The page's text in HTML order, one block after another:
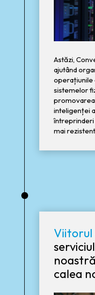
Astăzi,
ajutând
operațiunile
sistemelor
inteligenței
întreprinderi
mai
•
Viitorul
calea